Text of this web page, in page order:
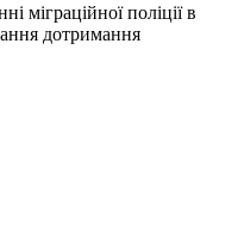
міграційної поліції в
дотримання